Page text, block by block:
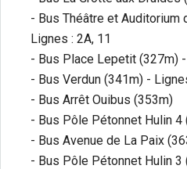
- Bus Théâtre et Auditorium
Lignes : 2A, 11
- Bus Place Lepetit (327m)
- Bus Verdun (341m) -
- Bus Arrêt Ouibus (353m)
- Bus Pôle Pétonnet Hulin 4
- Bus Avenue de La Paix
- Bus Pôle Pétonnet Hulin 3